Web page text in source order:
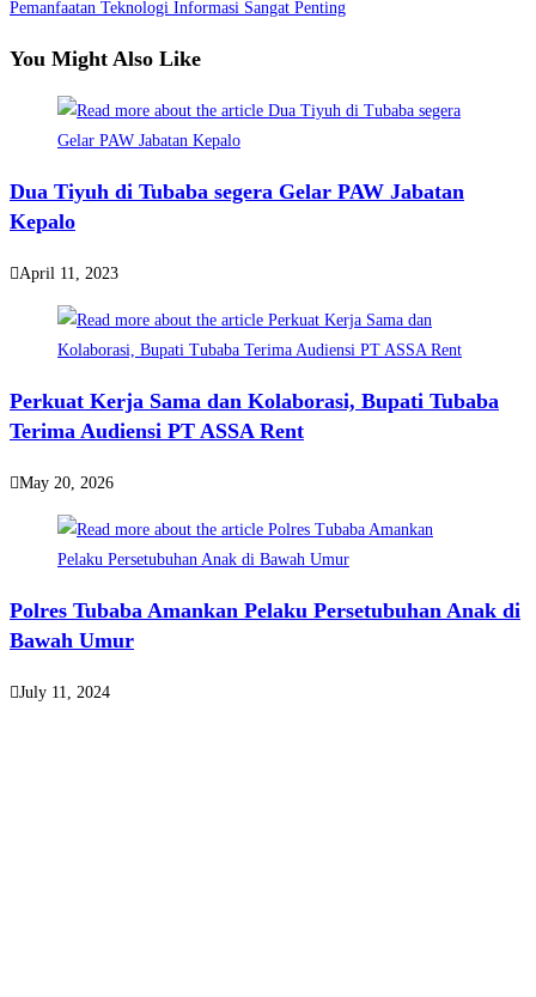
Pemanfaatan Teknologi Informasi Sangat Penting
You Might Also Like
Dua Tiyuh di Tubaba segera Gelar PAW Jabatan
Kepalo
April 11, 2023
Perkuat Kerja Sama dan Kolaborasi, Bupati Tubaba
Terima Audiensi PT ASSA Rent
May 20, 2026
Polres Tubaba Amankan Pelaku Persetubuhan Anak di
Bawah Umur
July 11, 2024